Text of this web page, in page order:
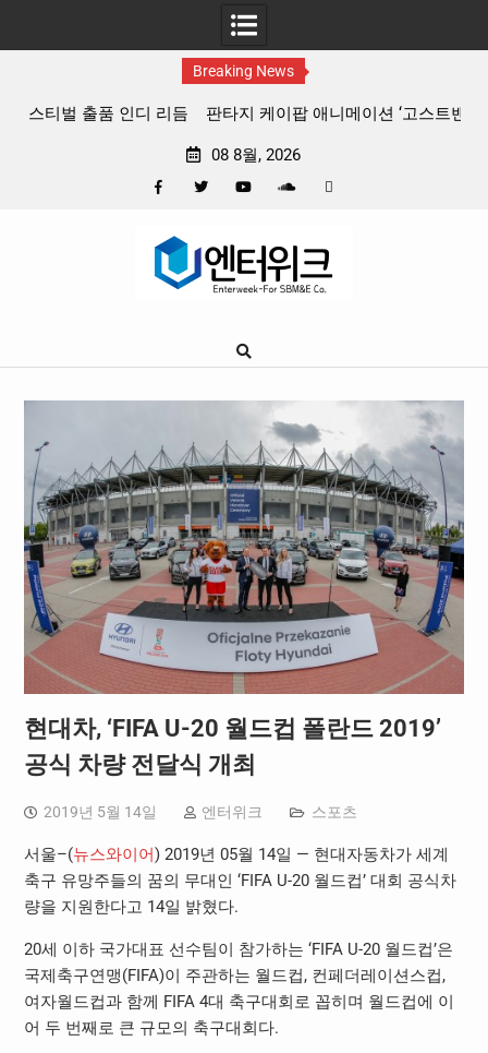
Breaking News
판타지 케이팝 애니메이션 ‘고스트밴드’ 8월 26일(수) 개봉
08 8월, 2026
Google
현대차, ‘FIFA U-20 월드컵 폴란드 2019’
공식 차량 전달식 개최
2019년 5월 14일 엔터위크 스포츠
서울–(뉴스와이어) 2019년 05월 14일 — 현대자동차가 세계
축구 유망주들의 꿈의 무대인 ‘FIFA U-20 월드컵’ 대회 공식차
량을 지원한다고 14일 밝혔다.
20세 이하 국가대표 선수팀이 참가하는 ‘FIFA U-20 월드컵’은
국제축구연맹(FIFA)이 주관하는 월드컵, 컨페더레이션스컵,
여자월드컵과 함께 FIFA 4대 축구대회로 꼽히며 월드컵에 이
어 두 번째로 큰 규모의 축구대회다.